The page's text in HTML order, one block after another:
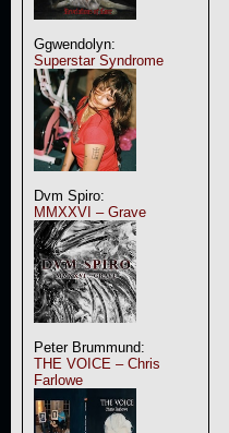
Ggwendolyn:
Superstar Syndrome
Dvm Spiro:
MMXXVI – Grave
Peter Brummund:
THE VOICE – Chris
Farlowe